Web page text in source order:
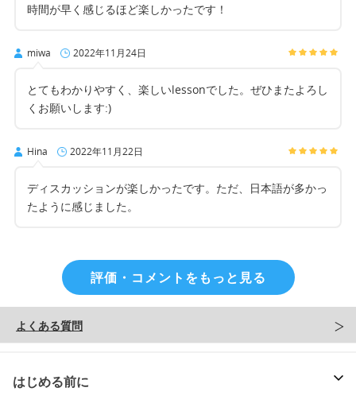
時間が早く感じるほど楽しかったです！
miwa 2022年11月24日
とてもわかりやすく、楽しいlessonでした。ぜひまたよろし
くお願いします:)
Hina 2022年11月22日
ディスカッションが楽しかったです。ただ、日本語が多かっ
たように感じました。
評価・コメントをもっと見る
よくある質問
はじめる前に